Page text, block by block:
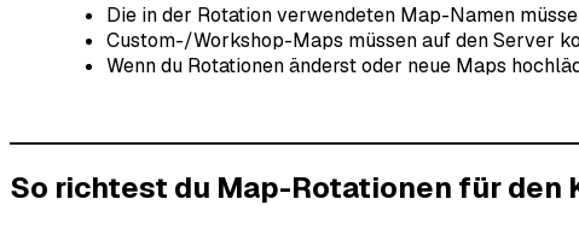
Die in der Rotation verwendeten Map-Namen
Custom-/Workshop-Maps müssen auf den Server
Wenn du Rotationen änderst oder neue Maps
So richtest du Map-Rotationen für den